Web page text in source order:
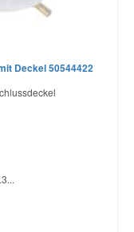
Deckel 50544422